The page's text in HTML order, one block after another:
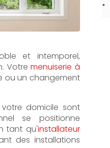
et intemporel,
Votremenuiserie à
ou un changement
domicile sont
se positionne
tant qu'installateur
des installations